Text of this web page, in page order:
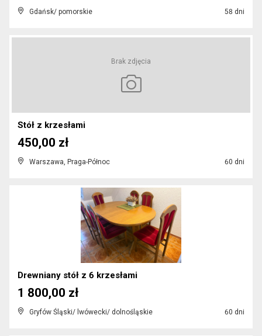
Gdańsk/ pomorskie 58 dni
Brak zdjęcia
Stół z krzesłami
Warszawa, Praga-Północ 60 dni
450,00 zł
Drewniany stół z 6 krzesłami
Gryfów Śląski/ lwówecki/ dolnośląskie 60 dni
1 800,00 zł